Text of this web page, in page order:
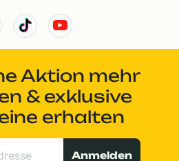
Aktion mehr
& exklusive
erhalten
Anmelden